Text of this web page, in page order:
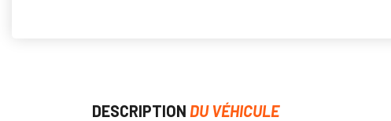
DESCRIPTION DU VÉHICULE